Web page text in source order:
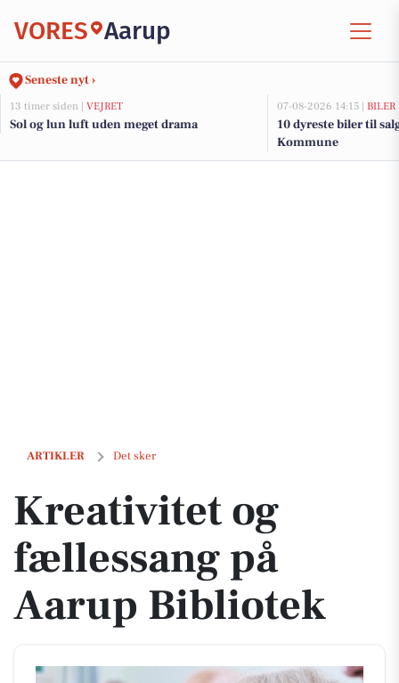
VORES Aarup
Seneste nyt ›
13 timer siden | VEJRET
Sol og lun luft uden meget drama
07-08-2026 14:15 | BILER
10 dyreste biler til
Kommune
ARTIKLER Det sker
Kreativitet og fællessang på Aarup Bibliotek
Kreativitet og
fællessang på
Aarup Bibliotek